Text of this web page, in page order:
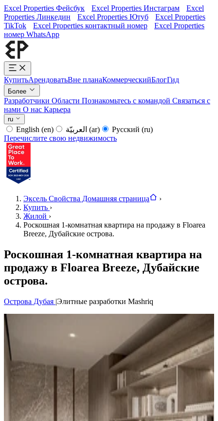
Excel Properties Фейсбук Excel Properties Инстаграм
Excel
Properties Линкедин
Excel Properties Ютуб
Excel Properties
TikTok
Excel Properties контактный номер
Excel Properties
номер WhatsApp
КупитьАрендоватьВне планаКоммерческийБлогГид
Более
Разработчики Области Познакомьтесь с командой Связаться с
нами О нас Карьера
ru
English (en) (ar) Русский (ru)
Перечислите свою недвижимость
Эксель Свойства Домашняя страница
›
Купить ›
Жилой ›
Роскошная 1-комнатная квартира на продажу в Floarea
Breeze, Дубайские острова.
Роскошная 1-комнатная квартира на
продажу в Floarea Breeze, Дубайские
острова.
Острова Дубая |Элитные разработки Mashriq